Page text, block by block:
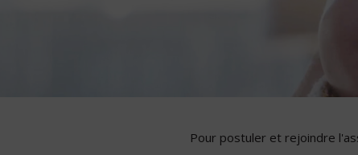
Pour postuler et rejoindre